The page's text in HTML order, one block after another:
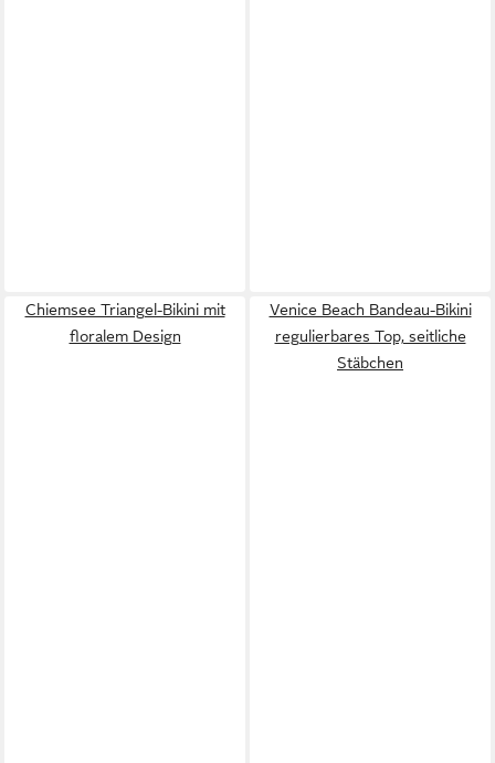
Chiemsee Triangel-Bikini mit
floralem Design
Venice Beach Bandeau-Bikini
regulierbares Top, seitliche
Stäbchen